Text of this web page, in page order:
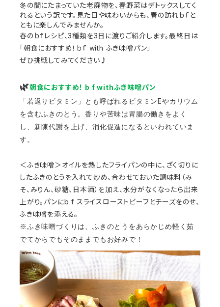
冬の間にたまっていた老廃物を、春野菜はデトックスしてく
れるという訳です。見た目や味わいからも、春の訪れｂｆと
ともに楽しんでみませんか。
春のｂｆレシピ、3種類を3日に渡りご紹介します。最終日 は
「朝食におすすめ！ｂｆ with ふき味噌パン」
ぜひ挑戦してみてください♪
🌿朝食におすすめ！ b f withふき味噌パン
「若返りビタミン」とも呼ばれるビタミンEやカリウム
を含むふきのとう。香りや苦味は胃腸の働きをよく
し、新陳代謝を上げ、消化促進になるといわれていま
す。
＜ふき味噌＞オイルを熱したフライパンの中に、ざく切りに
したふきのとうを入れて炒め、合わせておいた調味料（み
そ、みりん、砂糖、日本酒）を加え、水分がなくなったら出来
上がり。パンにb f スライスローストビーフとチーズをのせ、
ふき味噌を添える。
※ふき味噌づくりは、ふきのとうをあらかじめ軽く茹
でてからでもそのままでもお好みで！